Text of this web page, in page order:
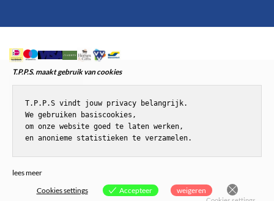
T.P.P.S. maakt gebruik van cookies
T.P.P.S vindt jouw privacy belangrijk.
We gebruiken basiscookies,
om onze website goed te laten werken,
en anonieme statistieken te verzamelen.
lees meer
Cookies settings
Accepteer weigeren